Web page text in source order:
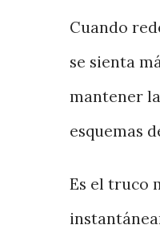
Cuando
se sienta
mantener
esquemas
Es el truco